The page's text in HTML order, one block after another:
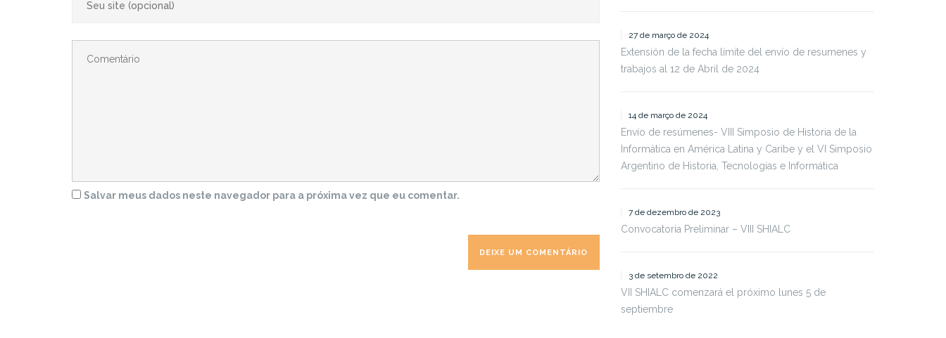
Salvar meus dados neste navegador para a próxima vez que eu comentar.
27 de março de 2024
Extensión de la fecha límite del envío de resumenes y
trabajos al 12 de Abril de 2024
14 de março de 2024
Envío de resúmenes- VIII Simposio de Historia de la
Informática en América Latina y Caribe y el VI Simposio
Argentino de Historia, Tecnologías e Informática
7 de dezembro de 2023
Convocatoria Preliminar – VIII SHIALC
3 de setembro de 2022
VII SHIALC comenzará el próximo lunes 5 de
septiembre